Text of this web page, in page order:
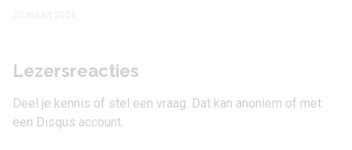
Lezersreacties
Deel je kennis of stel een vraag. Dat kan anoniem of met
een Disqus account.